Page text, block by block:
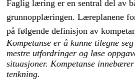
Faglig læring er en sentral del av
grunnopplæringen. Læreplanene
på følgende definisjon av
Kompetanse er å kunne tilegne
mestre utfordringer og løse
situasjoner. Kompetanse
tenkning.